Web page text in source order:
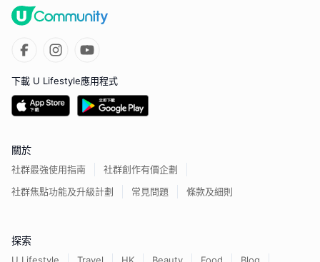
下載 U Lifestyle應用程式
關於
社群最強使用指南
社群創作有價企劃
社群焦點功能及升級計劃
常見問題 條款及細則
探索
U Lifestyle Travel HK Beauty Food Blog